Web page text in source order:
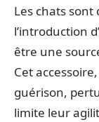
Les chats
l’introduction
être une
Cet
guérison,
limite leur